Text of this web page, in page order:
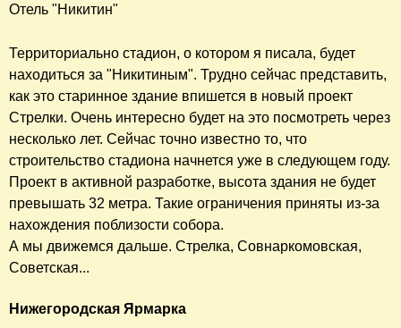
Отель "Никитин"
Территориально стадион, о котором я писала, будет
находиться за "Никитиным". Трудно сейчас представить,
как это старинное здание впишется в новый проект
Стрелки. Очень интересно будет на это посмотреть через
несколько лет. Сейчас точно известно то, что
строительство стадиона начнется уже в следующем году.
Проект в активной разработке, высота здания не будет
превышать 32 метра. Такие ограничения приняты из-за
нахождения поблизости собора.
А мы движемся дальше. Стрелка, Совнаркомовская,
Советская...
Нижегородская Ярмарка